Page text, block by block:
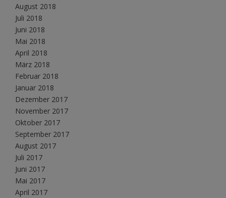
August 2018
Juli 2018
Juni 2018
Mai 2018
April 2018
März 2018
Februar 2018
Januar 2018
Dezember 2017
November 2017
Oktober 2017
September 2017
August 2017
Juli 2017
Juni 2017
Mai 2017
April 2017